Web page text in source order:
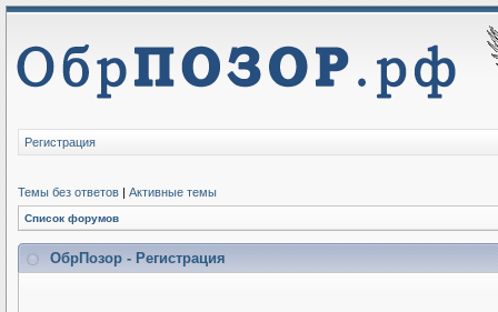
Регистрация
Темы без ответов | Активные темы
Список форумов
ОбрПозор - Регистрация